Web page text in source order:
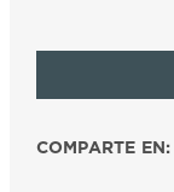
COMPARTE EN: